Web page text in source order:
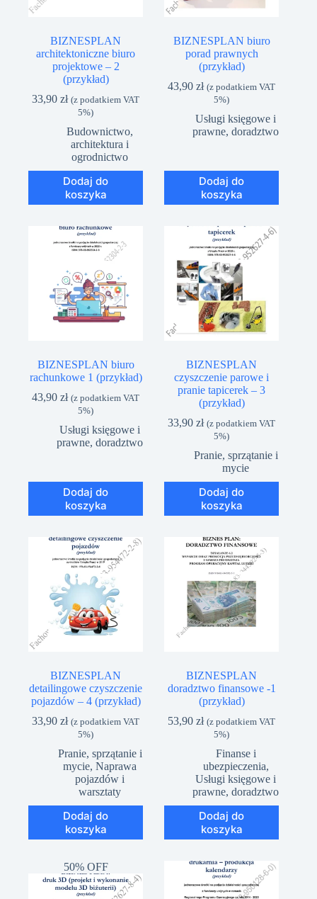
BIZNESPLAN
architektoniczne biuro
projektowe – 2
(przykład)
33,90zł (z podatkiem VAT
5%)
Budownictwo,
architektura i
ogrodnictwo
Dodaj do
koszyka
BIZNESPLAN biuro
porad prawnych
(przykład)
43,90zł (z podatkiem VAT
5%)
Usługi księgowe i
prawne, doradztwo
Dodaj do
koszyka
BIZNESPLAN biuro
rachunkowe 1 (przykład)
43,90zł (z podatkiem VAT
5%)
Usługi księgowe i
prawne, doradztwo
Dodaj do
koszyka
BIZNESPLAN
czyszczenie parowe i
pranie tapicerek – 3
(przykład)
33,90zł (z podatkiem VAT
5%)
Pranie, sprzątanie i
mycie
Dodaj do
koszyka
BIZNESPLAN
detailingowe czyszczenie
pojazdów – 4 (przykład)
33,90zł (z podatkiem VAT
5%)
Pranie, sprzątanie i
mycie,Naprawa
pojazdów i
warsztaty
Dodaj do
koszyka
BIZNESPLAN
doradztwo finansowe -1
(przykład)
53,90zł (z podatkiem VAT
5%)
Finanse i
ubezpieczenia,
Usługi księgowe i
prawne, doradztwo
Dodaj do
koszyka
50% OFF